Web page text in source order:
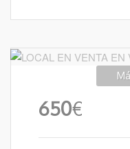
650€